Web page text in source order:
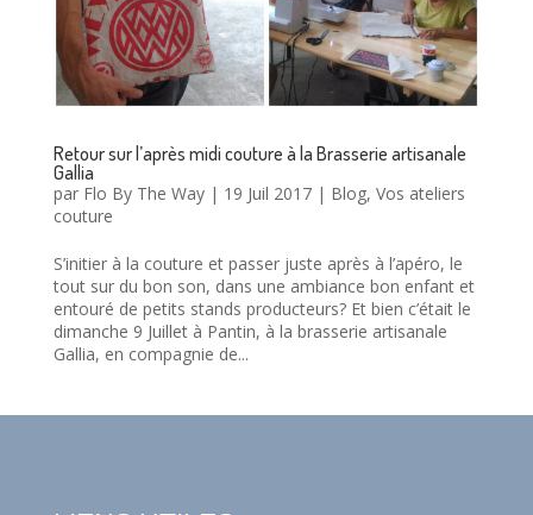
Retour sur l’après midi couture à la Brasserie artisanale
Gallia
par Flo By The Way| 19 Juil 2017| Blog, Vos ateliers
couture
S’initier à la couture et passer juste après à l’apéro, le
tout sur du bon son, dans une ambiance bon enfant et
entouré de petits stands producteurs? Et bien c’était le
dimanche 9 Juillet à Pantin, à la brasserie artisanale
Gallia, en compagnie de...